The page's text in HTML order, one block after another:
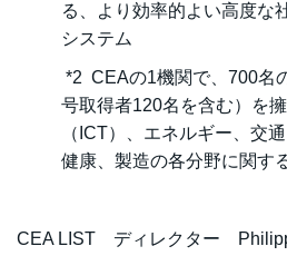
る、より効率的よい高度な
システム
*2 CEAの1機関で、700名
号取得者120名を含む）を
（ICT）、エネルギー、交
健康、製造の各分野に関す
CEA LIST ディレクター